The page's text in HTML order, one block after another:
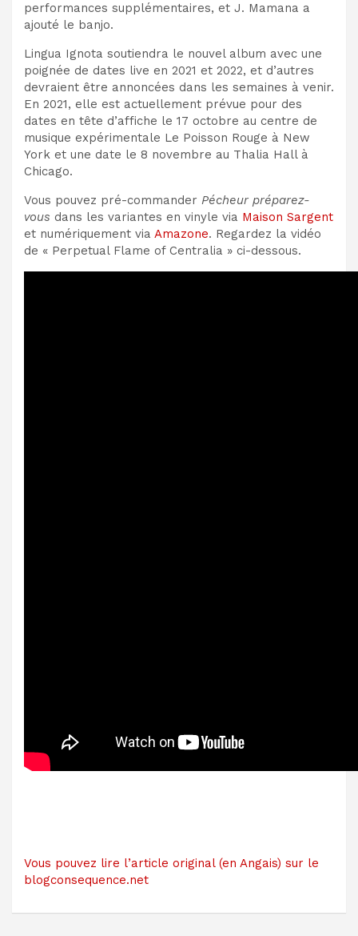
performances supplémentaires, et J. Mamana a
ajouté le banjo.
Lingua Ignota soutiendra le nouvel album avec une
poignée de dates live en 2021 et 2022, et d’autres
devraient être annoncées dans les semaines à venir.
En 2021, elle est actuellement prévue pour des
dates en tête d’affiche le 17 octobre au centre de
musique expérimentale Le Poisson Rouge à New
York et une date le 8 novembre au Thalia Hall à
Chicago.
Vous pouvez pré-commander Pécheur préparez-
vous dans les variantes en vinyle via Maison Sargent
et numériquement via Amazone. Regardez la vidéo
de « Perpetual Flame of Centralia » ci-dessous.
Vous pouvez lire l’article original (en Angais) sur le
blogconsequence.net